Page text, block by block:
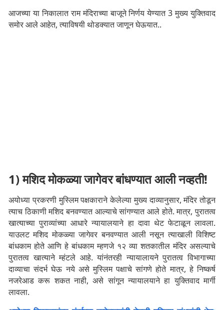
आजच्या या निकालात राम मंदिराच्या बाजूने निर्णय येण्यात 3 मुख्य युक्तिवाद
समोर आले आहेत, त्याविषयी थोडक्यात जाणून घेऊयात..
1) मशिद मोकळ्या जागेवर बांधण्यात आली नव्हती!
अयोध्या प्रकरणी मुस्लिम पक्षकाराने केलेल्या मुख्य दाव्यानुसार, मंदिर तोडून
त्याच ठिकाणी मशिद बनवण्यात आल्याचे सांगण्यात आले होते. मात्र, पुरातत्व
खात्याच्या पुराव्यांच्या आधारे न्यायालयाने हा दावा थेट फेटाळून लावला.
याउलट मशिद मोकळ्या जागेवर बनवण्यात आली नसून त्याखाली विशिष्ट
बांधकाम होते आणि हे बांधकाम म्हणजे १२ व्या शतकातील मंदिर असल्याचे
पुरातत्व खात्याने म्हंटले आहे. यांनंतरही न्यायालायने पुरातत्व विभागाच्या
दाव्याचा संदर्भ घेऊ नये असे मुस्लिम पक्षाचे सांगणे होते मात्र, हे निष्कर्ष
नजरेआड करू शकत नाही, असे सांगून न्यायालयाने हा युक्तिवाद मार्गी
लावला.